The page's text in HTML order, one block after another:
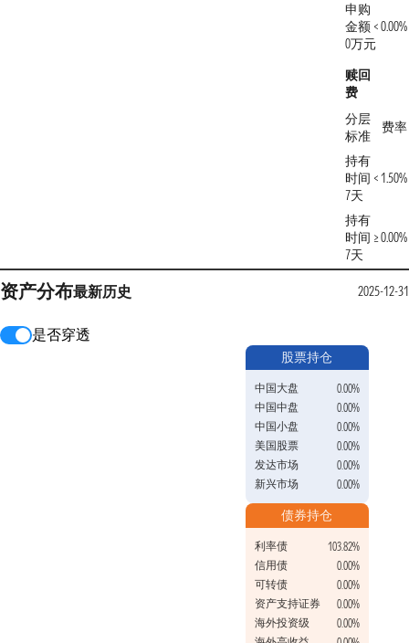
申购
金额 <
0万元
0.00%
赎回
费
分层
标准
费率
持有
时间 <
7天
1.50%
持有
时间 ≥
7天
0.00%
资产分布最新历史 2025-12-31
是否穿透
股票持仓
中国大盘
0.00%
中国中盘
0.00%
中国小盘
0.00%
美国股票
0.00%
发达市场
0.00%
新兴市场
0.00%
债券持仓
利率债
103.82%
信用债
0.00%
可转债
0.00%
资产支持证券
0.00%
海外投资级
0.00%